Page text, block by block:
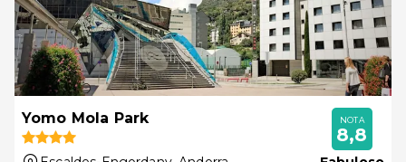
Yomo Mola Park NOTA
8,8